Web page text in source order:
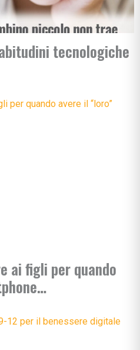
tecnologiche
ai figli per quando